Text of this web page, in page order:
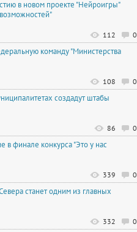
в новом проекте "Нейроигры"
0
112
команду "Министерства
0
108
создадут штабы
0
86
в финале конкурса "Это у нас
0
339
станет одним из главных
0
332